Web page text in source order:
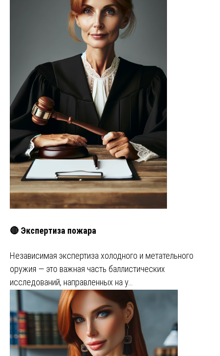
🔴 Экспертиза пожара
Независимая экспертиза холодного и метательного
оружия — это важная часть баллистических
исследований, направленных на у…